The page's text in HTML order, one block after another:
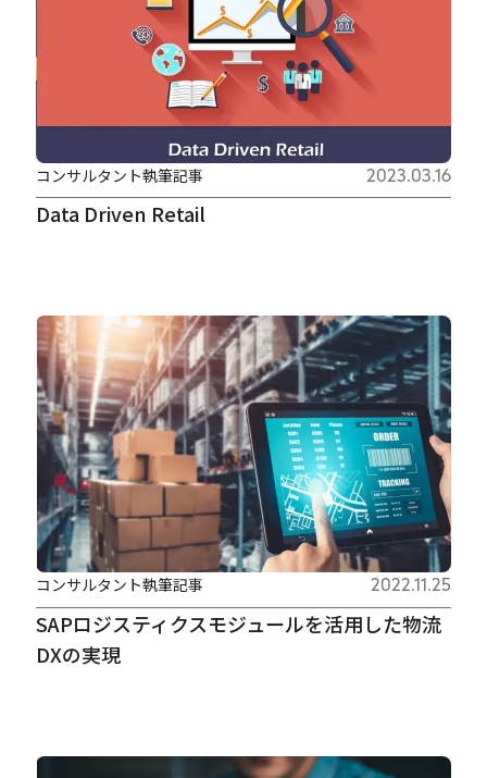
Data Driven Retail
コンサルタント執筆記事 2023.03.16
SAPロジスティクスモジュールを活用した物流
DXの実現
コンサルタント執筆記事 2022.11.25